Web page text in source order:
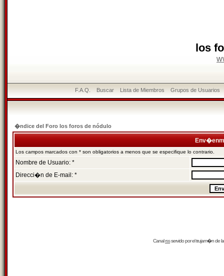
los
F.A.Q. Buscar Lista de Miembros Grupos de Usuarios
�ndice del Foro los foros de nódulo
Los campos marcados con * son obligatorios a menos que se especifique lo contrario.
Nombre de Usuario: *
Direcci�n de E-mail: *
Canalrssservido por eltrujam�nde